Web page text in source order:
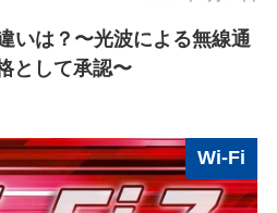
いは？〜光波による無線通
として承認〜
Wi-Fi